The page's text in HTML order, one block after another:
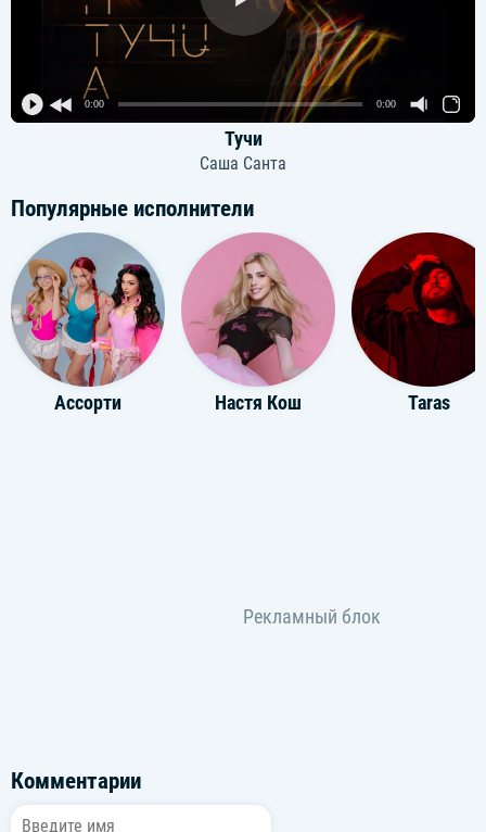
0:00 0:00
Тучи
Саша Санта
Популярные исполнители
Ассорти Настя Кош Taras
Комментарии